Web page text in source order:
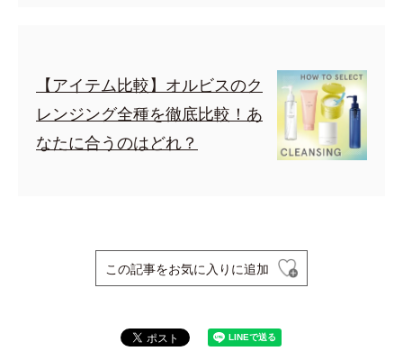
【アイテム比較】オルビスのク
レンジング全種を徹底比較！あ
なたに合うのはどれ？
この記事をお気に入りに追加